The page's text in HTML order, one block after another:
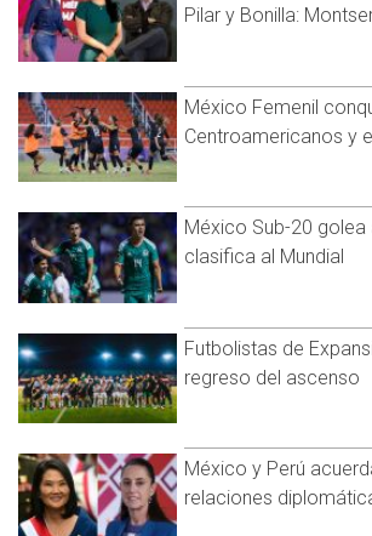
Pilar y Bonilla:
México Femenil
Centroamericanos y
México Sub-20 golea
clasifica al Mundial
Futbolistas de
regreso del ascenso
México y Perú
relaciones